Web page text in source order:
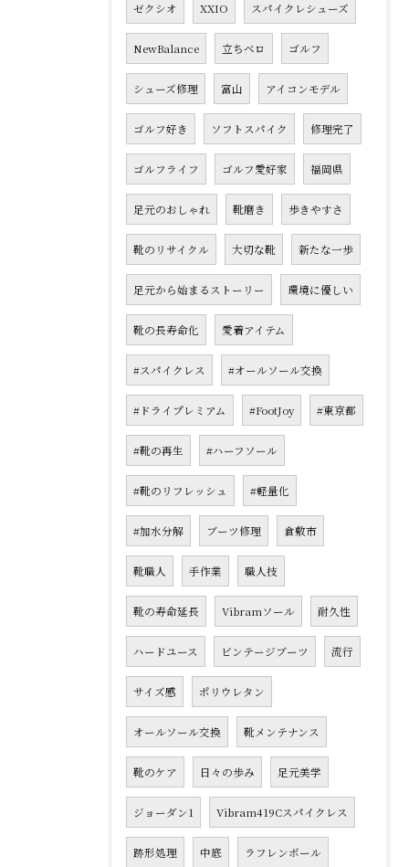
ゼクシオ XXIO スパイクレシューズ
NewBalance 立ちベロ ゴルフ
シューズ修理 富山 アイコンモデル
ゴルフ好き ソフトスパイク 修理完了
ゴルフライフ ゴルフ愛好家 福岡県
足元のおしゃれ 靴磨き 歩きやすさ
靴のリサイクル 大切な靴 新たな一歩
足元から始まるストーリー 環境に優しい
靴の長寿命化 愛着アイテム
#スパイクレス #オールソール交換
#ドライプレミアム #FootJoy #東京都
#靴の再生 #ハーフソール
#靴のリフレッシュ #軽量化
#加水分解 ブーツ修理 倉敷市
靴職人 手作業 職人技
靴の寿命延長 Vibramソール 耐久性
ハードユース ビンテージブーツ 流行
サイズ感 ポリウレタン
オールソール交換 靴メンテナンス
靴のケア 日々の歩み 足元美学
ジョーダン1 Vibram419Cスパイクレス
跡形処理 中底 ラフレンボール